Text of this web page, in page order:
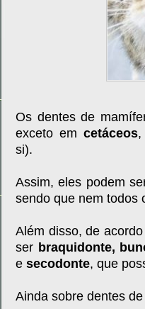
Os dentes de
exceto em cetáceos,
si).
Assim, eles podem
sendo que nem todos
Além disso, de
ser braquidonte,
e secodonte, que
Ainda sobre dentes